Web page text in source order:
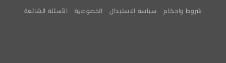
Delivery
شروط واحكام سياسة الاستبدال الخصوصية الأسئلة الشائعة